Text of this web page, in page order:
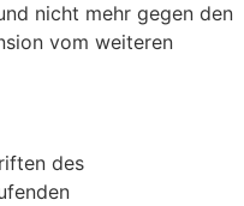
nicht mehr gegen den
vom weiteren
des